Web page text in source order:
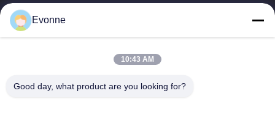
Stofverzamelsystemen
Stofopvangsystemen
hbkedacc@gmail.com
8188867
Bedrijfprofiel
Evonne
10:43 AM
Good day, what product are you looking for?